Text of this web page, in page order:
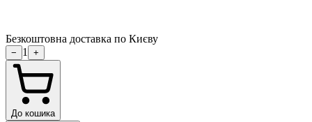
Безкоштовна доставка по Києву
− 1 +
До кошика